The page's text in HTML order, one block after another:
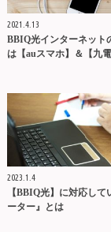
2021.4.13
BBIQ光インターネット
は【auスマホ】＆【九電
2023.1.4
【BBIQ光】に対応し
ーター』とは